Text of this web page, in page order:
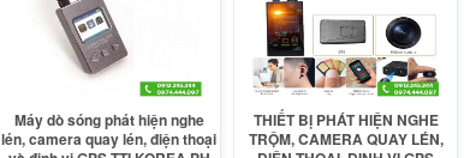
Máy dò sóng phát hiện nghe
lén, camera quay lén, điện thoại
THIẾT BỊ PHÁT HIỆN NGHE
TRỘM, CAMERA QUAY LÉN,